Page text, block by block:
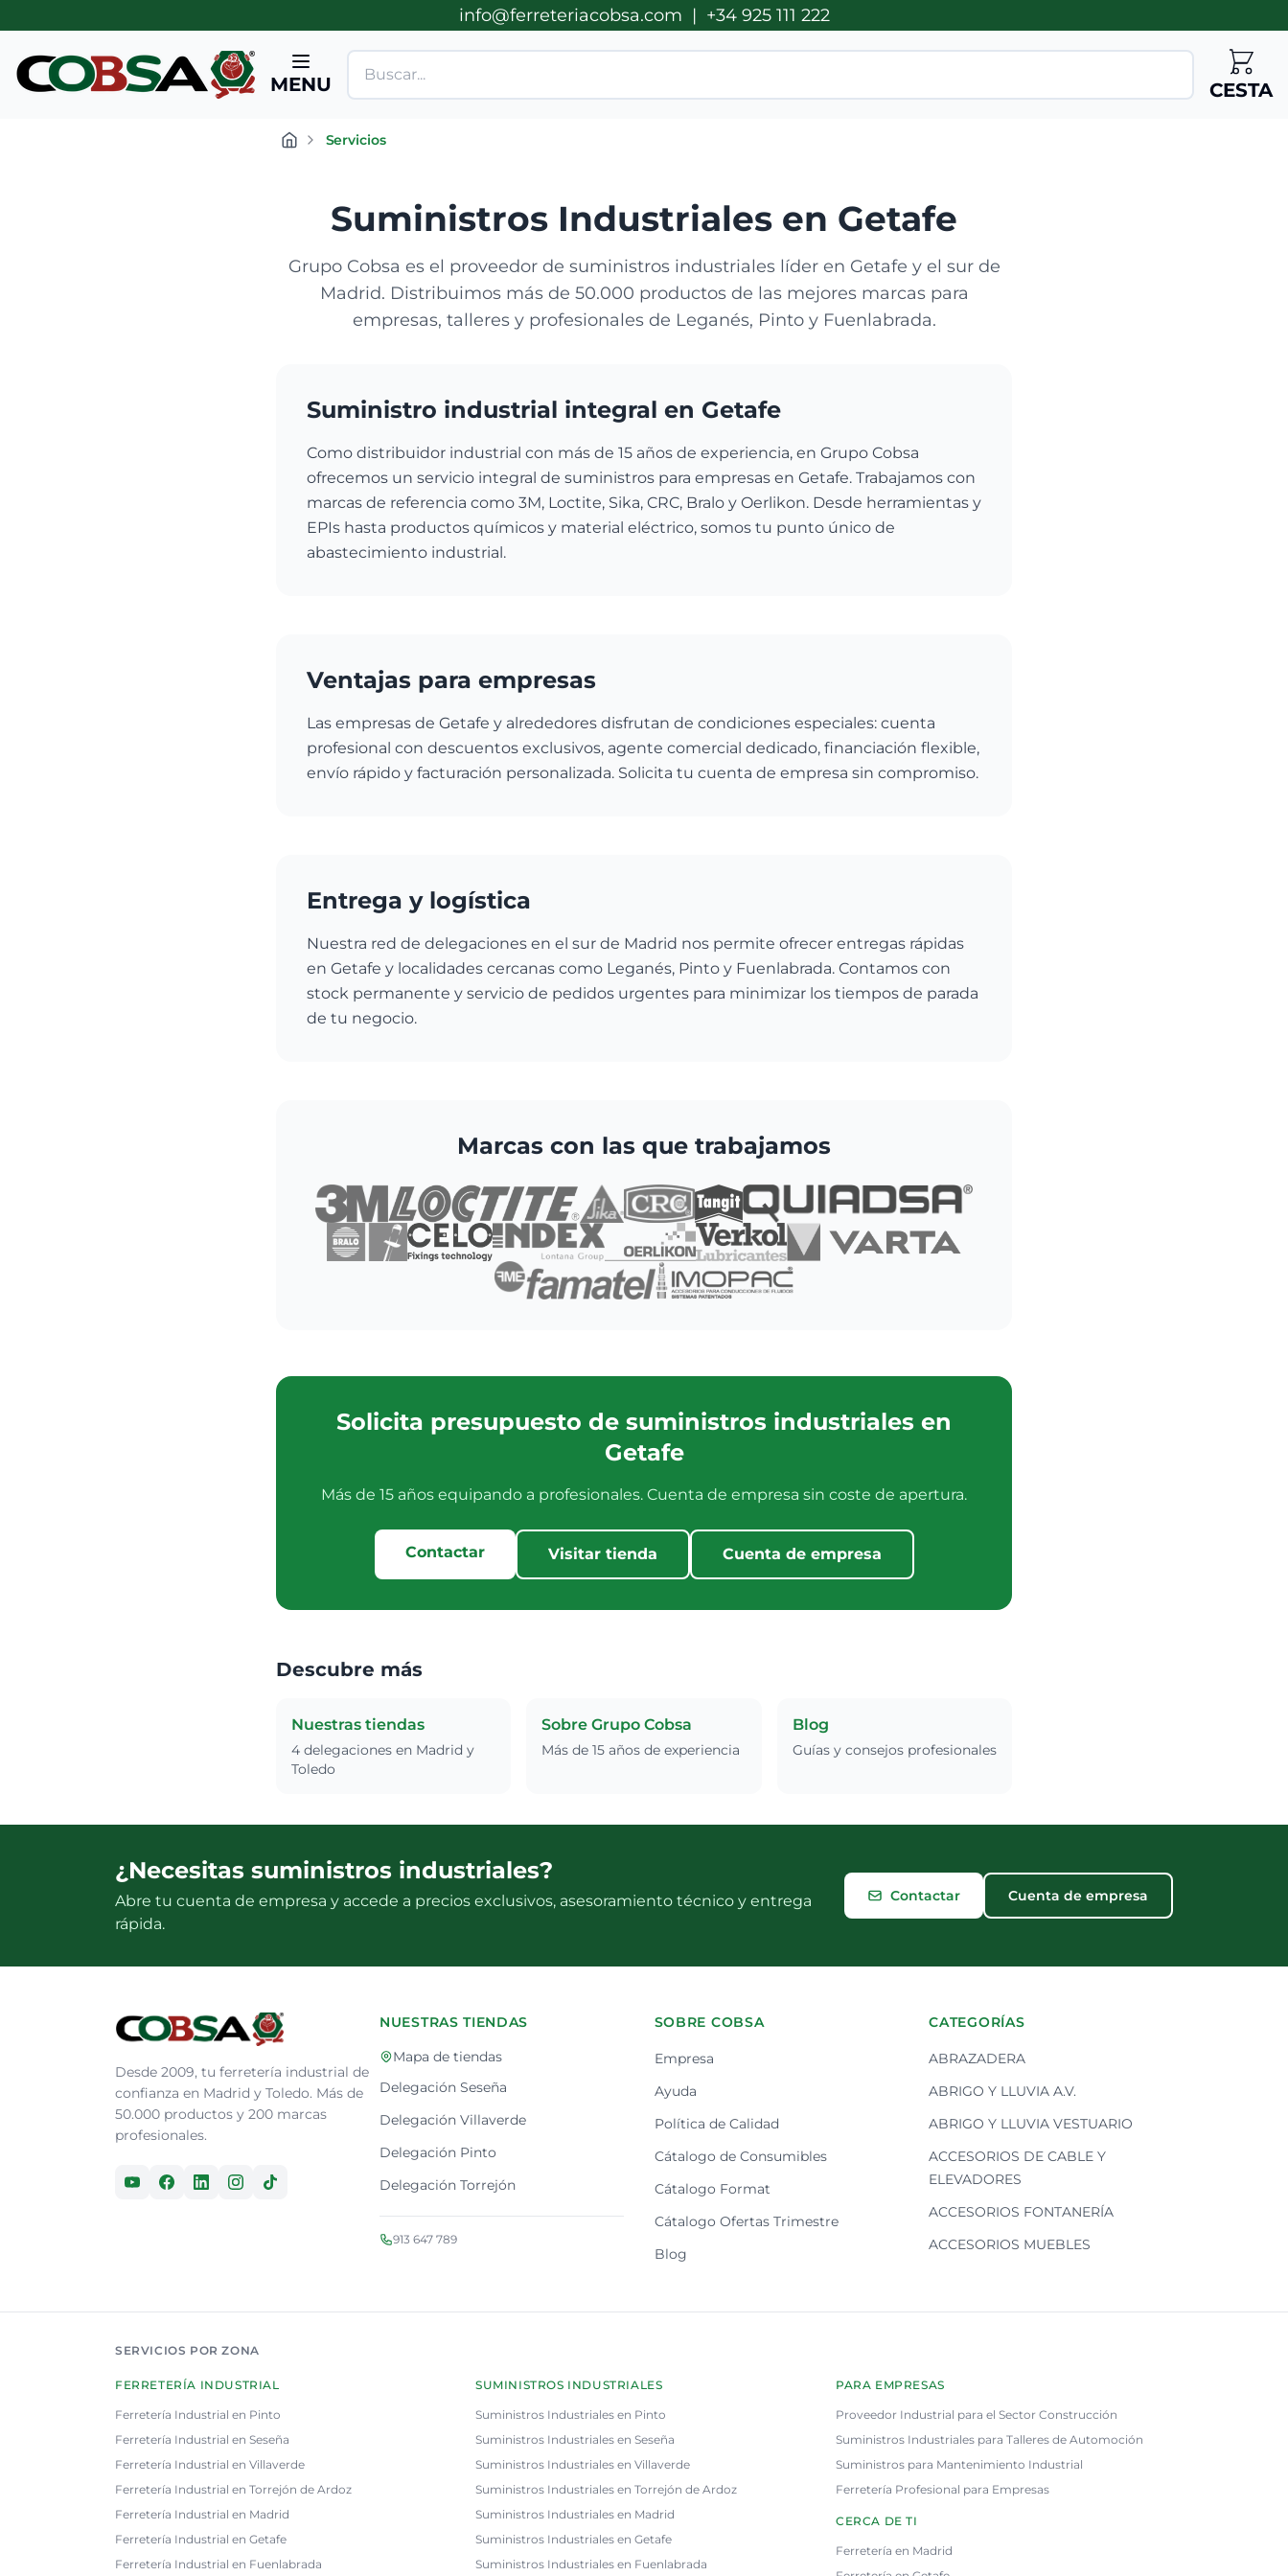
info@ferreteriacobsa.com | +34 925 111 222
MENU CESTA
Servicios
Suministros Industriales en Getafe
Grupo Cobsa es el proveedor de suministros industriales líder en Getafe y el sur de
Madrid. Distribuimos más de 50.000 productos de las mejores marcas para
empresas, talleres y profesionales de Leganés, Pinto y Fuenlabrada.
Suministro industrial integral en Getafe
Como distribuidor industrial con más de 15 años de experiencia, en Grupo Cobsa
ofrecemos un servicio integral de suministros para empresas en Getafe. Trabajamos con
marcas de referencia como 3M, Loctite, Sika, CRC, Bralo y Oerlikon. Desde herramientas y
EPIs hasta productos químicos y material eléctrico, somos tu punto único de
abastecimiento industrial.
Ventajas para empresas
Las empresas de Getafe y alrededores disfrutan de condiciones especiales: cuenta
profesional con descuentos exclusivos, agente comercial dedicado, financiación flexible,
envío rápido y facturación personalizada. Solicita tu cuenta de empresa sin compromiso.
Entrega y logística
Nuestra red de delegaciones en el sur de Madrid nos permite ofrecer entregas rápidas
en Getafe y localidades cercanas como Leganés, Pinto y Fuenlabrada. Contamos con
stock permanente y servicio de pedidos urgentes para minimizar los tiempos de parada
de tu negocio.
Marcas con las que trabajamos
Solicita presupuesto de suministros industriales en
Getafe
Más de 15 años equipando a profesionales. Cuenta de empresa sin coste de apertura.
Contactar Visitar tienda Cuenta de empresa
Descubre más
Nuestras tiendas
4 delegaciones en Madrid y
Toledo
Sobre Grupo Cobsa
Más de 15 años de experiencia
Blog
Guías y consejos profesionales
¿Necesitas suministros industriales?
Abre tu cuenta de empresa y accede a precios exclusivos, asesoramiento técnico y entrega
rápida.
Contactar Cuenta de empresa
Desde 2009, tu ferretería industrial de
confianza en Madrid y Toledo. Más de
50.000 productos y 200 marcas
profesionales.
NUESTRAS TIENDAS
Mapa de tiendas
Delegación Seseña
Delegación Villaverde
Delegación Pinto
Delegación Torrejón
913 647 789
SOBRE COBSA
Empresa
Ayuda
Política de Calidad
Cátalogo de Consumibles
Cátalogo Format
Cátalogo Ofertas Trimestre
Blog
CATEGORÍAS
ABRAZADERA
ABRIGO Y LLUVIA A.V.
ABRIGO Y LLUVIA VESTUARIO
ACCESORIOS DE CABLE Y
ELEVADORES
ACCESORIOS FONTANERÍA
ACCESORIOS MUEBLES
SERVICIOS POR ZONA
FERRETERÍA INDUSTRIAL
Ferretería Industrial en Pinto
Ferretería Industrial en Seseña
Ferretería Industrial en Villaverde
Ferretería Industrial en Torrejón de Ardoz
Ferretería Industrial en Madrid
Ferretería Industrial en Getafe
Ferretería Industrial en Fuenlabrada
SUMINISTROS INDUSTRIALES
Suministros Industriales en Pinto
Suministros Industriales en Seseña
Suministros Industriales en Villaverde
Suministros Industriales en Torrejón de Ardoz
Suministros Industriales en Madrid
Suministros Industriales en Getafe
Suministros Industriales en Fuenlabrada
PARA EMPRESAS
Proveedor Industrial para el Sector Construcción
Suministros Industriales para Talleres de Automoción
Suministros para Mantenimiento Industrial
Ferretería Profesional para Empresas
CERCA DE TI
Ferretería en Madrid